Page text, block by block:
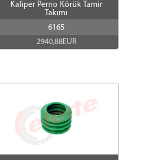
Kaliper Perno Körük Tamir
Takımı
6165
2940,88EUR